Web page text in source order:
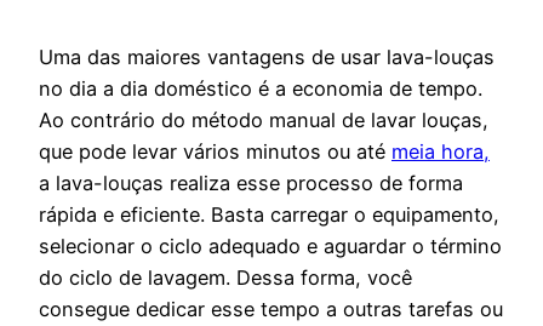
Uma das maiores vantagens de usar lava-louças
no dia a dia doméstico é a economia de tempo.
Ao contrário do método manual de lavar louças,
que pode levar vários minutos ou até meia hora,
a lava-louças realiza esse processo de forma
rápida e eficiente. Basta carregar o equipamento,
selecionar o ciclo adequado e aguardar o término
do ciclo de lavagem. Dessa forma, você
consegue dedicar esse tempo a outras tarefas ou